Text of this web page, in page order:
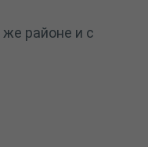
районе и с